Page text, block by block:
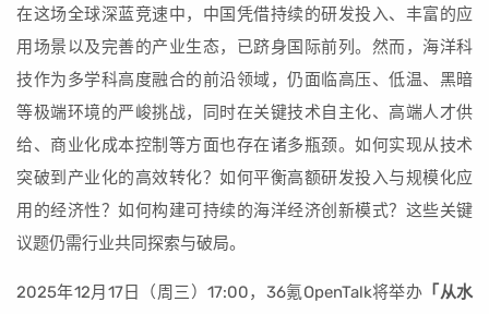
在这场全球深蓝竞速中，中国凭借持续的研发投入、丰富的应
用场景以及完善的产业生态，已跻身国际前列。然而，海洋科
技作为多学科高度融合的前沿领域，仍面临高压、低温、黑暗
等极端环境的严峻挑战，同时在关键技术自主化、高端人才供
给、商业化成本控制等方面也存在诸多瓶颈。如何实现从技术
突破到产业化的高效转化？如何平衡高额研发投入与规模化应
用的经济性？如何构建可持续的海洋经济创新模式？这些关键
议题仍需行业共同探索与破局。
2025年12月17日（周三）17:00，36氪OpenTalk将举办 「从水